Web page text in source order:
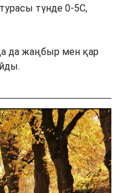
түнде 0-5С,
да жаңбыр мен қар